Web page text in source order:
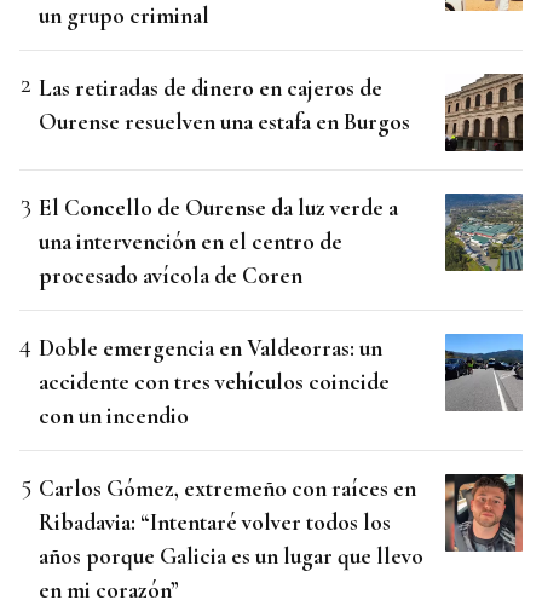
un grupo criminal
Las retiradas de dinero en cajeros de
Ourense resuelven una estafa en Burgos
El Concello de Ourense da luz verde a
una intervención en el centro de
procesado avícola de Coren
Doble emergencia en Valdeorras: un
accidente con tres vehículos coincide
con un incendio
Carlos Gómez, extremeño con raíces en
Ribadavia: “Intentaré volver todos los
años porque Galicia es un lugar que llevo
en mi corazón”